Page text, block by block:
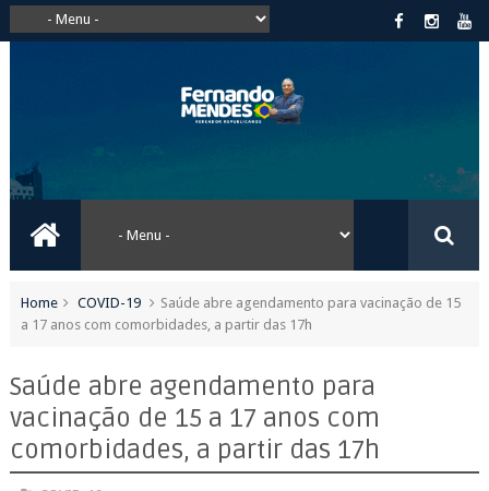
Home COVID-19
Saúde abre agendamento para vacinação de 15
a 17 anos com comorbidades, a partir das 17h
Saúde abre agendamento para
vacinação de 15 a 17 anos com
comorbidades, a partir das 17h